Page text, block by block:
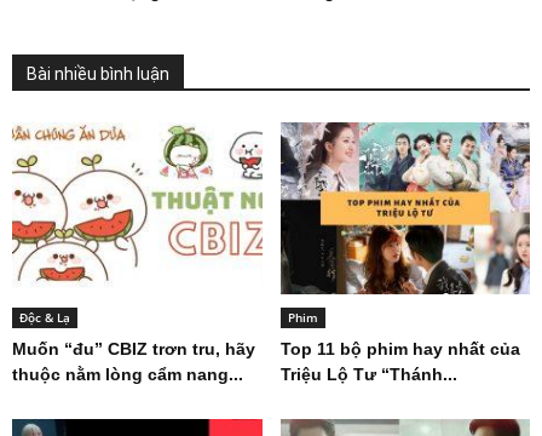
Bài nhiều bình luận
Độc & Lạ
Muốn “đu” CBIZ trơn tru, hãy
thuộc nằm lòng cẩm nang...
Phim
Top 11 bộ phim hay nhất của
Triệu Lộ Tư “Thánh...